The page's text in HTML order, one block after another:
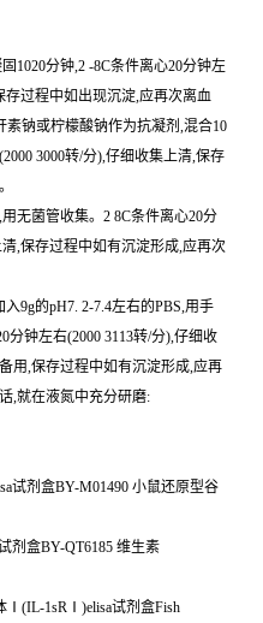
1020分钟,2 -8C条件离心20分钟左
存过程中如出现沉淀,应再次离血
钠或柠檬酸钠作为抗凝剂,混合10
3000转/分),仔细收集上清,保存
无菌管收集。2 8C条件离心20分
,保存过程中如有沉淀形成,应再次
9g的pH7. 2-7.4左右的PBS,用手
钟左右(2000 3113转/分),仔细收
用,保存过程中如有沉淀形成,应再
,就在液氮中充分研磨:
试剂盒BY-M01490 小鼠还原型谷
剂盒BY-QT6185 维生素
Ⅰ(IL-1sRⅠ)elisa试剂盒Fish